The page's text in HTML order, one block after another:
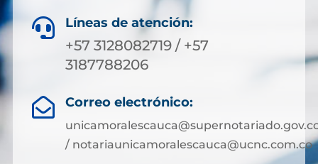
 Líneas de atención:
+57 3128082719 / +57
3187788206
 Correo electrónico:
/ notariaunicamoralescauca@ucnc.com.co